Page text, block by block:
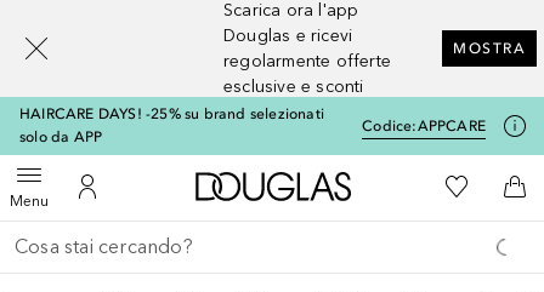
Scarica ora l'app
Douglas e ricevi
regolarmente offerte
esclusive e sconti
MOSTRA
HAIRCARE DAYS! -25% su brand selezionati
solo da APP
Codice:APPCARE
MenuApri menuAl Mio Account
A Douglas HomeAlla Mia
Al
Torna indietro
Esegui ricerca
[navigation.slideout.screenreader]